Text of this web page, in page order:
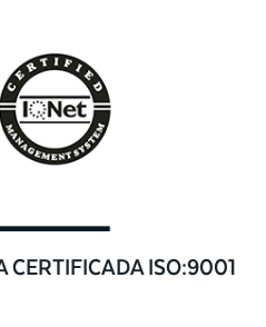
CERTIFICADA ISO:9001